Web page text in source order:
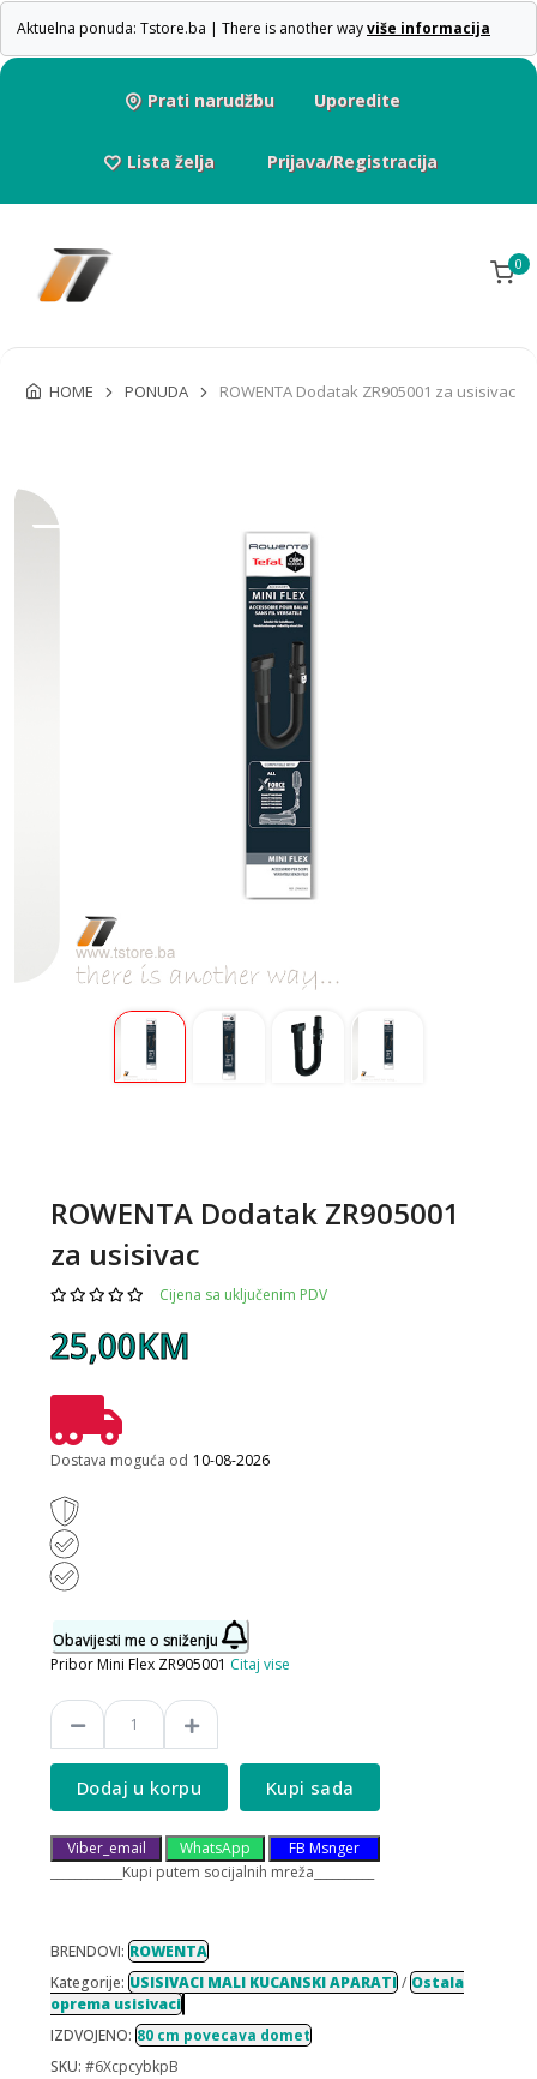
Aktuelna ponuda: Tstore.ba | There is another wayviše informacija
Prati narudžbu Uporedite
Lista želja Prijava/Registracija
0
HOME PONUDA ROWENTA Dodatak ZR905001 za usisivac
ROWENTA Dodatak ZR905001
za usisivac
Cijena sa uključenim PDV
25,00KM
Dostava moguća od 10-08-2026
Obavijesti me o sniženju
Pribor Mini Flex ZR905001 Citaj vise
Dodaj u korpu Kupi sada
Viber_email WhatsApp
FB Msnger
____________Kupi putem socijalnih mreža__________
BRENDOVI: ROWENTA
Kategorije: USISIVACI MALI KUCANSKI APARATI / Ostala
oprema usisivaci
IZDVOJENO: 80 cm povecava domet
SKU: #6XcpcybkpB